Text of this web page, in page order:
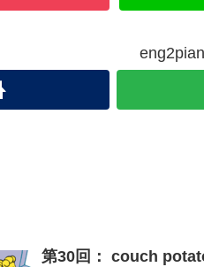
第30回： couch